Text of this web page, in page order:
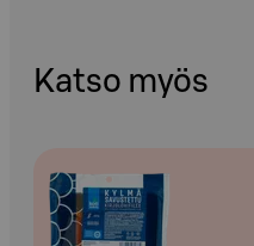
Katso myös